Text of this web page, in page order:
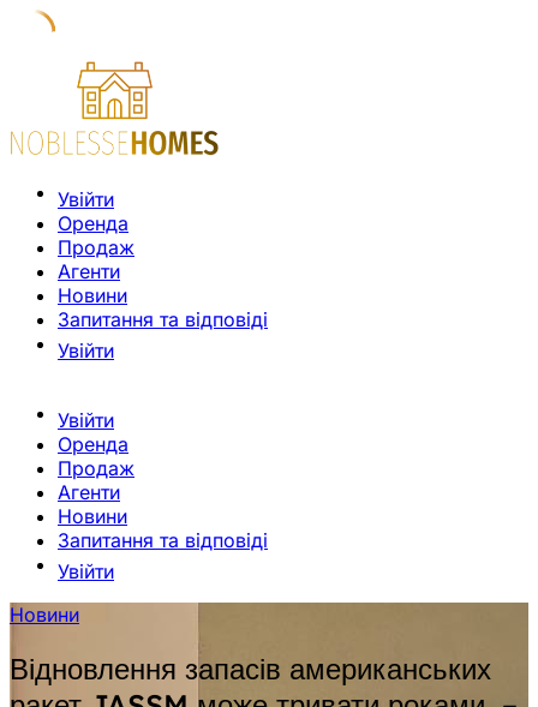
Увійти
Оренда
Продаж
Агенти
Новини
Запитання та відповіді
Увійти
Увійти
Оренда
Продаж
Агенти
Новини
Запитання та відповіді
Увійти
Новини
Відновлення запасів американських